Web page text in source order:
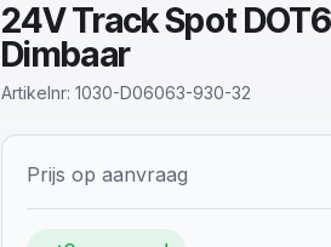
24V Track Spot
Dimbaar
Artikelnr: 1030-D06063-930-32
Prijs op aanvraag